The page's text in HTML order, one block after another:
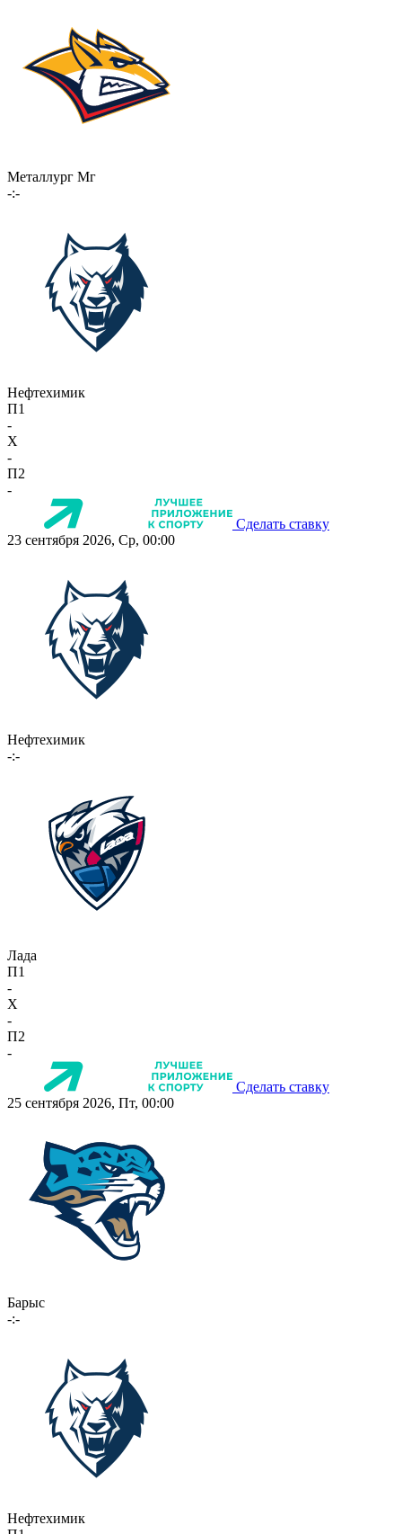
Металлург Мг
-:-
Нефтехимик
П1
-
X
-
П2
-
Сделать ставку
23 сентября 2026, Ср, 00:00
Нефтехимик
-:-
Лада
П1
-
X
-
П2
-
Сделать ставку
25 сентября 2026, Пт, 00:00
Барыс
-:-
Нефтехимик